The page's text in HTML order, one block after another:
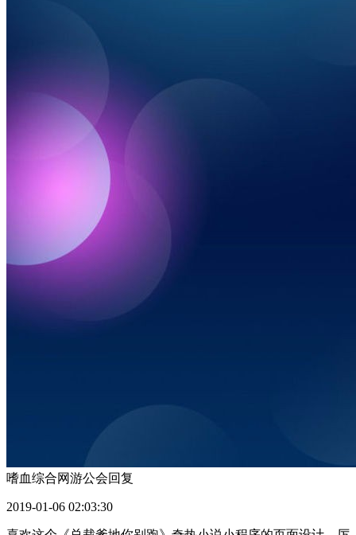
嗜血综合网游公会回复
2019-01-06 02:03:30